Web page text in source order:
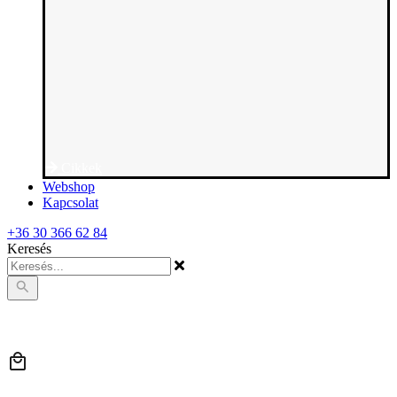
Webshop
Kapcsolat
+36 30 366 62 84
Keresés